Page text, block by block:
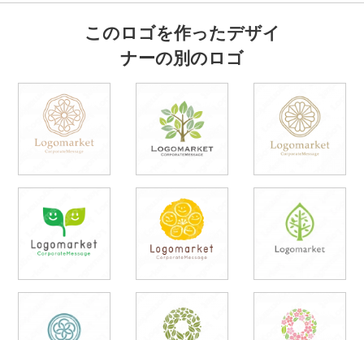
このロゴを作ったデザイ
ナーの別のロゴ